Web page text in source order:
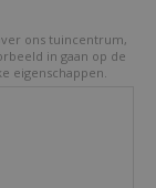
ons tuincentrum,
in gaan op de
eigenschappen.